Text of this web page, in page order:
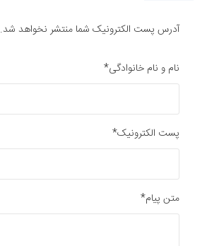
آدرس پست الکترونیک شما منتشر نخواهد شد.
نام و نام خانوادگی*
پست الکترونیک*
متن پیام*